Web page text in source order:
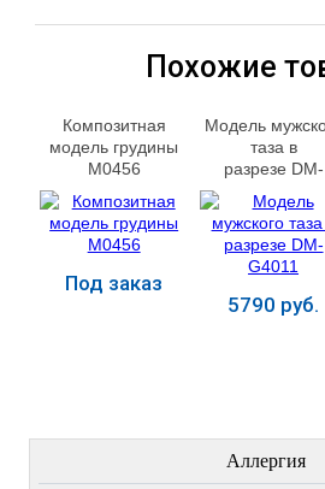
Похожие
Композитная
модель грудины
М0456
Под заказ
Модель
таза в
разрезе DM-
5790 руб.
Аллергия